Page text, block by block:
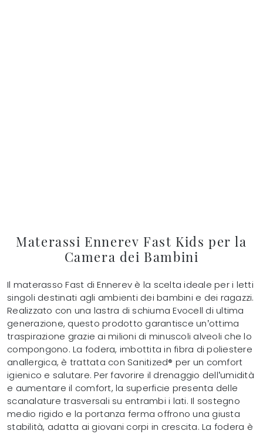
Materassi Ennerev Fast Kids per la
Camera dei Bambini
Il materasso Fast di Ennerev è la scelta ideale per i letti
singoli destinati agli ambienti dei bambini e dei ragazzi.
Realizzato con una lastra di schiuma Evocell di ultima
generazione, questo prodotto garantisce un’ottima
traspirazione grazie ai milioni di minuscoli alveoli che lo
compongono. La fodera, imbottita in fibra di poliestere
anallergica, è trattata con Sanitized® per un comfort
igienico e salutare. Per favorire il drenaggio dell’umidità
e aumentare il comfort, la superficie presenta delle
scanalature trasversali su entrambi i lati. Il sostegno
medio rigido e la portanza ferma offrono una giusta
stabilità, adatta ai giovani corpi in crescita. La fodera è